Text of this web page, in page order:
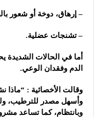
– إرهاق، دوخة أو شعور
– تشنجات عضلية.
أما في الحالات
الدم وفقدان الوعي.
وقالت الأخصائية :
وأسهل مصدر للترطيب،
وبانتظام، كما تساعد